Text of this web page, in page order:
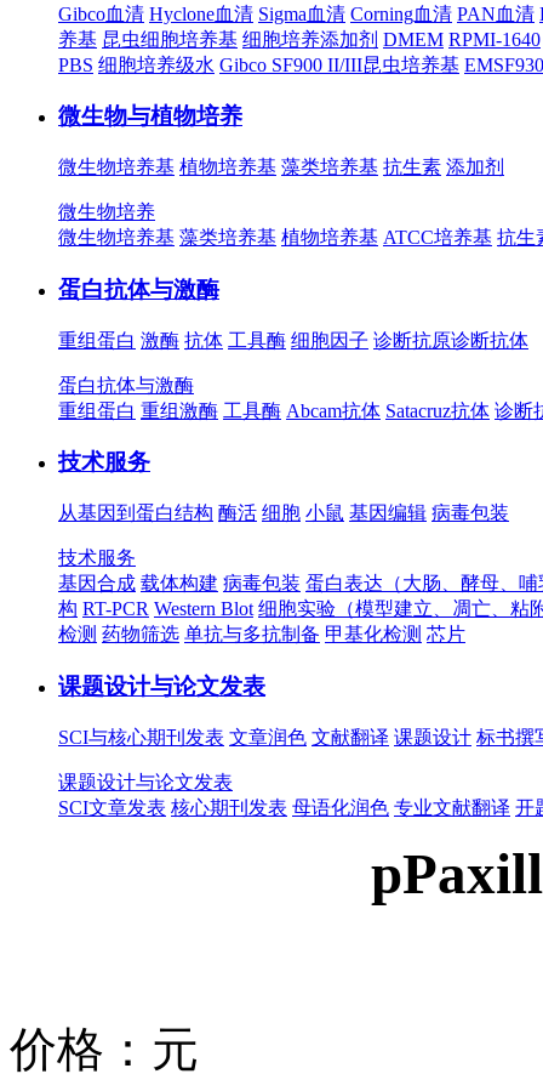
Gibco血清 Hyclone血清 Sigma血清 Corning血清 PAN血清
养基 昆虫细胞培养基 细胞培养添加剂 DMEM RPMI-1640
PBS 细胞培养级水 Gibco SF900 II/III昆虫培养基
微生物与植物培养
微生物培养基 植物培养基 藻类培养基 抗生素 添加剂
微生物培养
微生物培养基 藻类培养基 植物培养基 ATCC培养基 抗生
蛋白抗体与激酶
重组蛋白 激酶 抗体 工具酶 细胞因子 诊断抗原诊断抗体
蛋白抗体与激酶
重组蛋白 重组激酶 工具酶 Abcam抗体 Satacruz抗体 诊断
技术服务
从基因到蛋白结构 酶活 细胞 小鼠 基因编辑 病毒包装
技术服务
基因合成 载体构建 病毒包装 蛋白表达（大肠、酵母、
构 RT-PCR Western Blot 细胞实验（模型建立、凋亡、粘
检测 药物筛选 单抗与多抗制备 甲基化检测 芯片
课题设计与论文发表
SCI与核心期刊发表 文章润色 文献翻译 课题设计 标书撰
课题设计与论文发表
SCI文章发表 核心期刊发表 母语化润色 专业文献翻译 开
价格： 元